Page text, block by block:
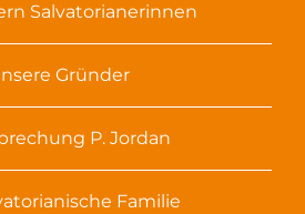
Salvatorianerinnen
Gründer
P. Jordan
Familie